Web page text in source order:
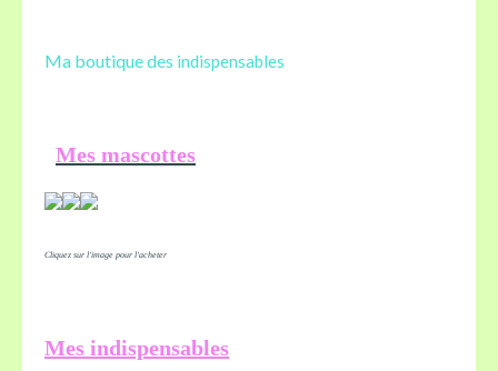
Ma boutique des indispensables
Mes mascottes
Cliquez sur l'image pour l'acheter
Mes indispensables